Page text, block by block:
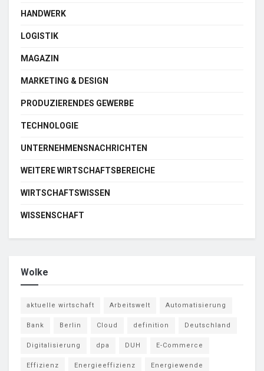
HANDWERK
LOGISTIK
MAGAZIN
MARKETING & DESIGN
PRODUZIERENDES GEWERBE
TECHNOLOGIE
UNTERNEHMENSNACHRICHTEN
WEITERE WIRTSCHAFTSBEREICHE
WIRTSCHAFTSWISSEN
WISSENSCHAFT
Wolke
aktuelle wirtschaft Arbeitswelt Automatisierung
Bank Berlin Cloud definition Deutschland
Digitalisierung dpa DUH E-Commerce
Effizienz Energieeffizienz Energiewende